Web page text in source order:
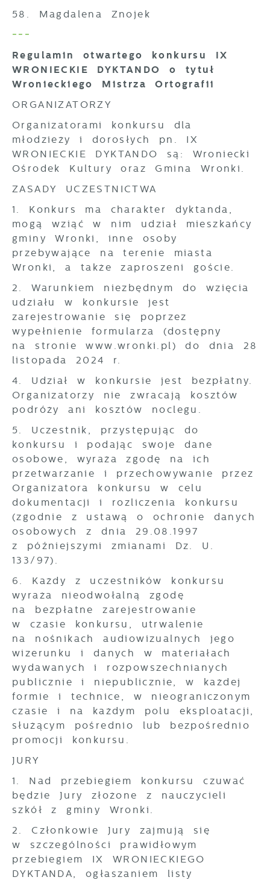
58. Magdalena Znojek
---
Regulamin otwartego konkursu IX
WRONIECKIE DYKTANDO o tytuł
Wronieckiego Mistrza Ortografii
ORGANIZATORZY
Organizatorami konkursu dla
młodzieży i dorosłych pn. IX
WRONIECKIE DYKTANDO są: Wroniecki
Ośrodek Kultury oraz Gmina Wronki.
ZASADY UCZESTNICTWA
1. Konkurs ma charakter dyktanda,
mogą wziąć w nim udział mieszkańcy
gminy Wronki, inne osoby
przebywające na terenie miasta
Wronki, a także zaproszeni goście.
2. Warunkiem niezbędnym do wzięcia
udziału w konkursie jest
zarejestrowanie się poprzez
wypełnienie formularza (dostępny
na stronie www.wronki.pl) do dnia 28
listopada 2024 r.
4. Udział w konkursie jest bezpłatny.
Organizatorzy nie zwracają kosztów
podróży ani kosztów noclegu.
5. Uczestnik, przystępując do
konkursu i podając swoje dane
osobowe, wyraża zgodę na ich
przetwarzanie i przechowywanie przez
Organizatora konkursu w celu
dokumentacji i rozliczenia konkursu
(zgodnie z ustawą o ochronie danych
osobowych z dnia 29.08.1997
z późniejszymi zmianami Dz. U.
133/97).
6. Każdy z uczestników konkursu
wyraża nieodwołalną zgodę
na bezpłatne zarejestrowanie
w czasie konkursu, utrwalenie
na nośnikach audiowizualnych jego
wizerunku i danych w materiałach
wydawanych i rozpowszechnianych
publicznie i niepublicznie, w każdej
formie i technice, w nieograniczonym
czasie i na każdym polu eksploatacji,
służącym pośrednio lub bezpośrednio
promocji konkursu.
JURY
1. Nad przebiegiem konkursu czuwać
będzie Jury złożone z nauczycieli
szkół z gminy Wronki.
2. Członkowie Jury zajmują się
w szczególności prawidłowym
przebiegiem IX WRONIECKIEGO
DYKTANDA, ogłaszaniem listy